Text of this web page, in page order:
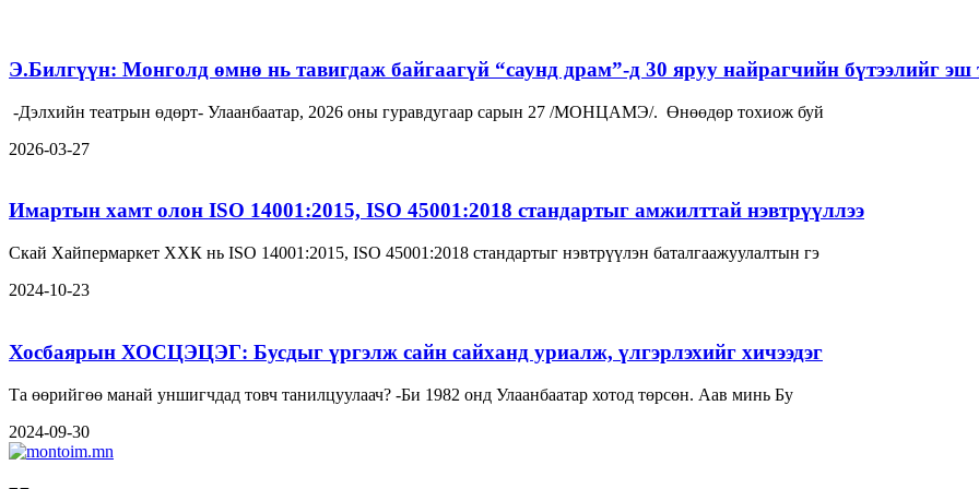
Э.Билгүүн: Монголд өмнө нь тавигдаж байгаагүй “саунд драм”-д 30 яруу найрагчийн бүтээлийг эш
-Дэлхийн театрын өдөрт- Улаанбаатар, 2026 оны гуравдугаар сарын 27 /МОНЦАМЭ/. Өнөөдөр тохиож буй
2026-03-27
Имартын хамт олон ISO 14001:2015, ISO 45001:2018 стандартыг амжилттай нэвтрүүллээ
Скай Хайпермаркет ХХК нь ISO 14001:2015, ISO 45001:2018 стандартыг нэвтрүүлэн баталгаажуулалтын гэ
2024-10-23
Хосбаярын ХОСЦЭЦЭГ: Бусдыг үргэлж сайн сайханд уриалж, үлгэрлэхийг хичээдэг
Та өөрийгөө манай уншигчдад товч танилцуулаач? -Би 1982 онд Улаанбаатар хотод төрсөн. Аав минь Бу
2024-09-30